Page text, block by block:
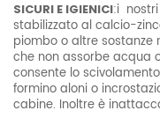
SICURI E IGIENICI:i nostri
stabilizzato al calcio-
piombo o altre sostanze
che non assorbe acqua
consente lo
formino aloni o
cabine. Inoltre è